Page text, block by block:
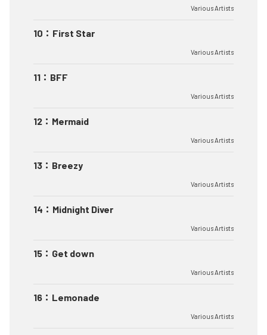
Various Artists
10 ： First Star
Various Artists
11 ： BFF
Various Artists
12 ： Mermaid
Various Artists
13 ： Breezy
Various Artists
14 ： Midnight Diver
Various Artists
15 ： Get down
Various Artists
16 ： Lemonade
Various Artists